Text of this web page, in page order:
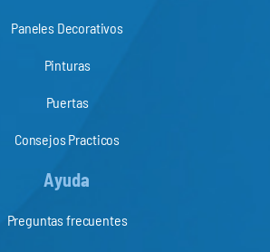
Paneles Decorativos
Pinturas
Puertas
Consejos Practicos
Ayuda
Preguntas frecuentes